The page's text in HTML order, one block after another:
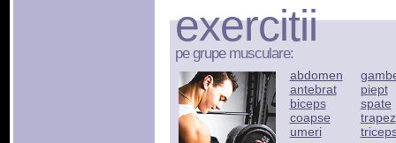
exercitii
pe grupe musculare:
abdomen
antebrat
biceps
coapse
umeri
piept
spate
trapez